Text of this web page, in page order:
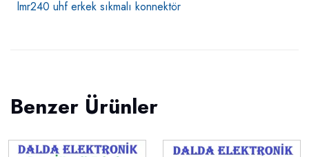
lmr240 uhf erkek sıkmalı konnektör
Benzer Ürünler